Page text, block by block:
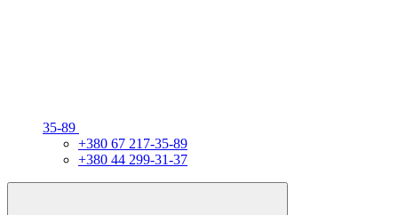
35-89
+380 67 217-35-89
+380 44 299-31-37